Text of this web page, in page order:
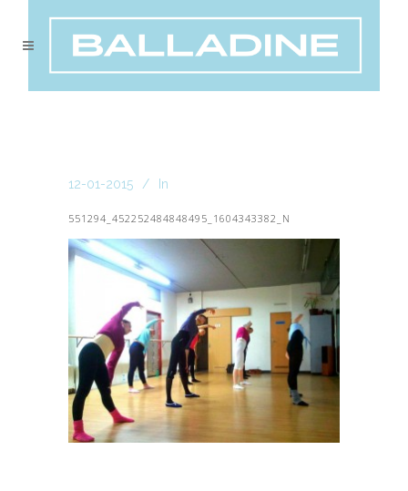
12-01-2015 In
551294_452252484848495_1604343382_N